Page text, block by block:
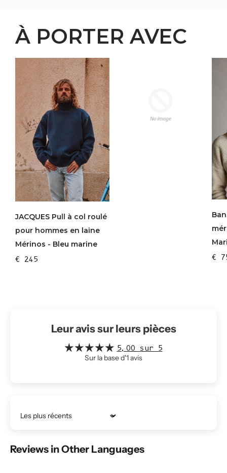
À PORTER AVEC
JACQUES Pull à col roulé
pour hommes en laine
Mérinos - Bleu marine
€ 245
€
Leur avis sur leurs pièces
5,00 sur 5
Sur la base d'1 avis
Trier par
Reviews in Other Languages